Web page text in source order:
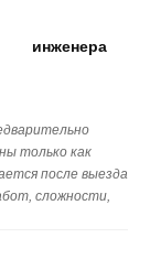
инженера
только как
после выезда
сложности,